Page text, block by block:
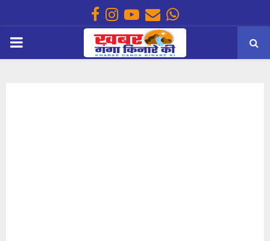
Facebook
Instagram
Youtube
EmailWhatsapp
PRIMARY